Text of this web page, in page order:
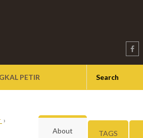
PETIR
›
About
TAGS